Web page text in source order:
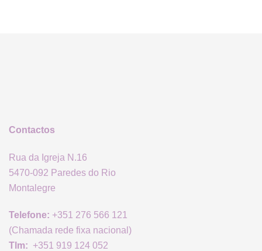
Contactos
Rua da Igreja N.16
5470-092 Paredes do Rio
Montalegre
Telefone: +351 276 566 121
(Chamada rede fixa nacional)
Tlm: +351 919 124 052